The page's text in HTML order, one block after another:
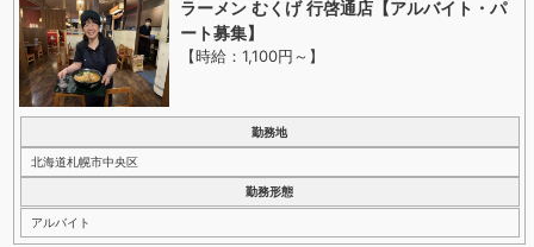
ラーメン むくげ 行啓通店【アルバイト・パ
ート募集】
【時給：1,100円～ 】
勤務地
北海道札幌市中央区
勤務形態
アルバイト